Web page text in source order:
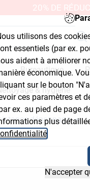
utilisons des
essentiels (par ex.
aident à améliorer
économique.
sur le bouton
ces paramètres et
ex. au pied de page
plus
N'accepter
20% DE
Bureautique
& hygiène
Flyout Button 2
dépannage